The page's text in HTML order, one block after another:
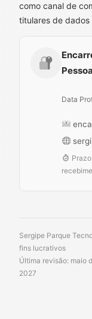
como canal de
titulares de dados
Data
Sergipe Parque
fins lucrativos
Última revisão: maio
2027